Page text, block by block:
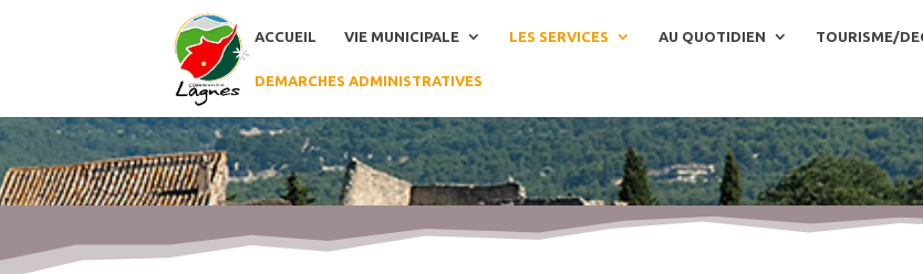
ACCUEIL VIE MUNICIPALE LES SERVICES AU QUOTIDIEN TOURISME/
DEMARCHES ADMINISTRATIVES
Démarches Administratives